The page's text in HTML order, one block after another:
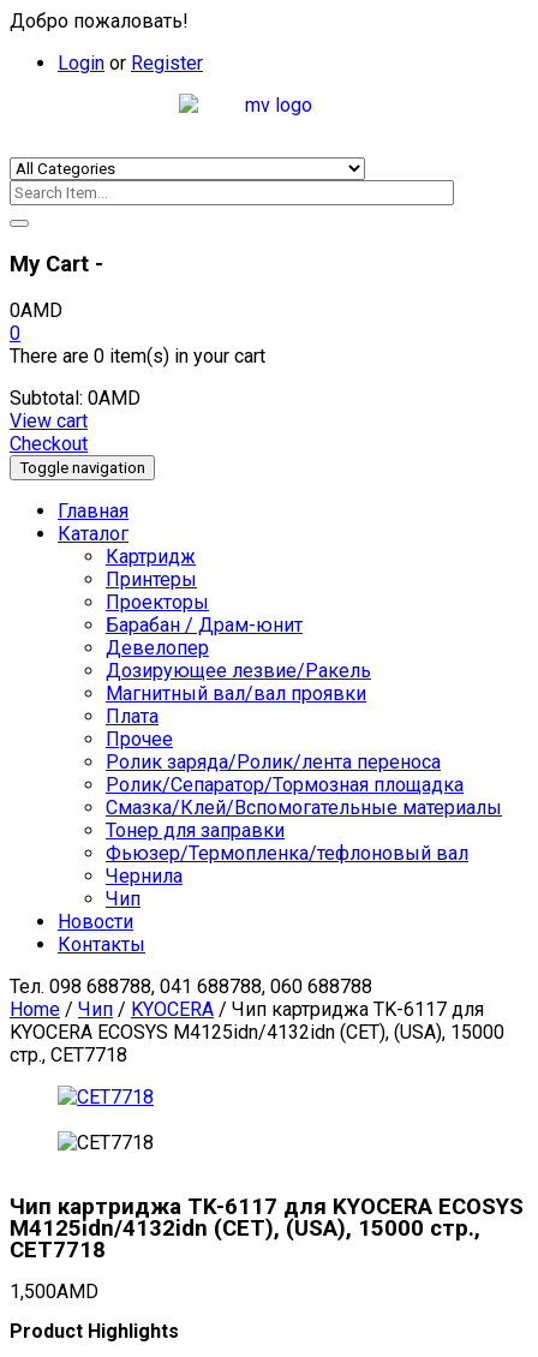
Добро пожаловать!
Login or Register
My Cart -
0AMD
0
There are 0 item(s) in your cart
Subtotal: 0AMD
View cart
Checkout
Toggle navigation
Главная
Каталог
Картридж
Принтеры
Проекторы
Барабан / Драм-юнит
Девелопер
Дозирующее лезвие/Ракель
Магнитный вал/вал проявки
Плата
Прочее
Ролик заряда/Ролик/лента переноса
Ролик/Сепаратор/Тормозная площадка
Смазка/Клей/Вспомогательные материалы
Тонер для заправки
Фьюзер/Термопленка/тефлоновый вал
Чернила
Чип
Новости
Контакты
Тел. 098 688788, 041 688788, 060 688788
Home / Чип / KYOCERA / Чип картриджа TK-6117 для
KYOCERA ECOSYS M4125idn/4132idn (CET), (USA), 15000
стр., CET7718
Чип картриджа TK-6117 для KYOCERA ECOSYS
M4125idn/4132idn (CET), (USA), 15000 стр.,
CET7718
1,500AMD
Product Highlights